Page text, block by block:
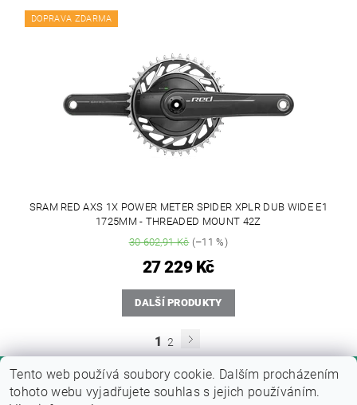
DOPRAVA ZDARMA
SRAM RED AXS 1X POWER METER SPIDER XPLR DUB WIDE E1
1725MM - THREADED MOUNT 42Z
30 602,91 Kč(–11 %)
27 229 Kč
DALŠÍ PRODUKTY
1 2
Tento web používá soubory cookie. Dalším procházením
tohoto webu vyjadřujete souhlas s jejich používáním.